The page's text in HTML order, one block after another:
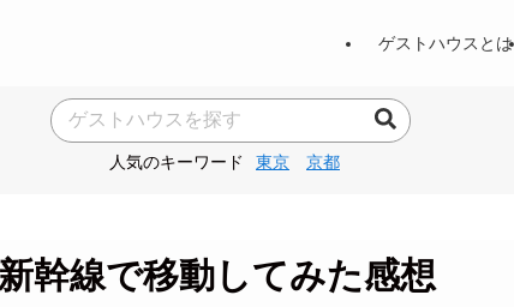
ゲストハウスとは
人気のキーワード 東京 京都
幹線で移動してみた感想